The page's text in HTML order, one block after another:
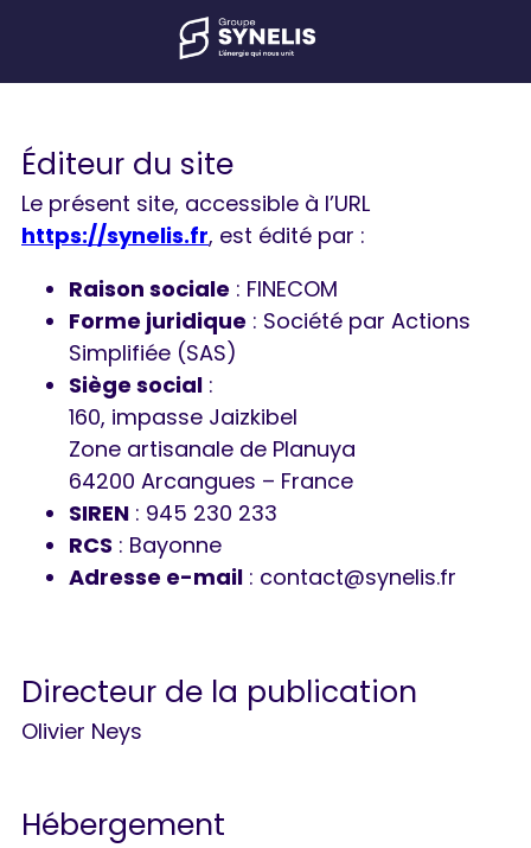
Éditeur du site
Le présent site, accessible à l’URL
https://synelis.fr, est édité par :
Raison sociale : FINECOM
Forme juridique : Société par Actions
Simplifiée (SAS)
Siège social :
160, impasse Jaizkibel
Zone artisanale de Planuya
64200 Arcangues – France
SIREN : 945 230 233
RCS : Bayonne
Adresse e-mail : contact@synelis.fr
Directeur de la publication
Olivier Neys
Hébergement